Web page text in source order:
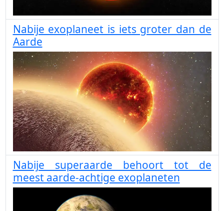
Nabije exoplaneet is iets groter dan de
Aarde
Nabije superaarde behoort tot de
meest aarde-achtige exoplaneten